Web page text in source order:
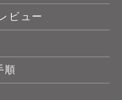
ビュー
順